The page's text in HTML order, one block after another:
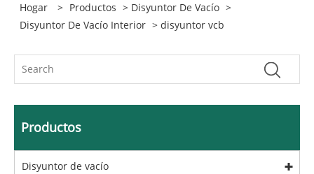
Hogar > Productos > Disyuntor De Vacío >
Disyuntor De Vacío Interior > disyuntor vcb
Productos
Disyuntor de vacío